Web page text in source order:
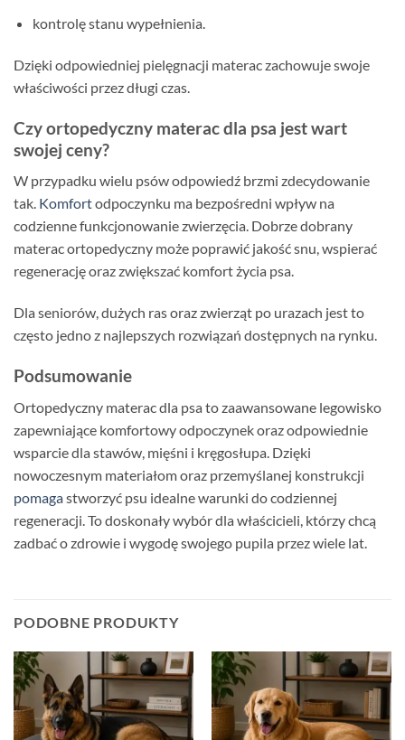
kontrolę stanu wypełnienia.
Dzięki odpowiedniej pielęgnacji materac zachowuje swoje
właściwości przez długi czas.
Czy ortopedyczny materac dla psa jest wart
swojej ceny?
W przypadku wielu psów odpowiedź brzmi zdecydowanie
tak. Komfortodpoczynku ma bezpośredni wpływ na
codzienne funkcjonowanie zwierzęcia. Dobrze dobrany
materac ortopedyczny może poprawić jakość snu, wspierać
regenerację oraz zwiększać komfort życia psa.
Dla seniorów, dużych ras oraz zwierząt po urazach jest to
często jedno z najlepszych rozwiązań dostępnych na rynku.
Podsumowanie
Ortopedyczny materac dla psa to zaawansowane legowisko
zapewniające komfortowy odpoczynek oraz odpowiednie
wsparcie dla stawów, mięśni i kręgosłupa. Dzięki
nowoczesnym materiałom oraz przemyślanej konstrukcji
pomagastworzyć psu idealne warunki do codziennej
regeneracji. To doskonały wybór dla właścicieli, którzy chcą
zadbać o zdrowie i wygodę swojego pupila przez wiele lat.
PODOBNE PRODUKTY